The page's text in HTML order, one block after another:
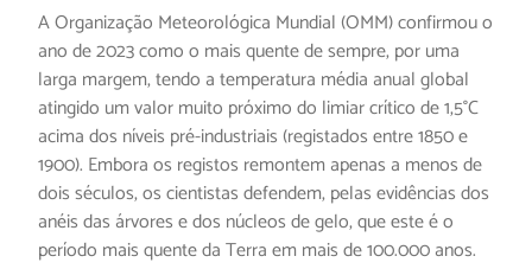
A Organização Meteorológica Mundial (OMM) confirmou o
ano de 2023 como o mais quente de sempre, por uma
larga margem, tendo a temperatura média anual global
atingido um valor muito próximo do limiar crítico de 1,5°C
acima dos níveis pré-industriais (registados entre 1850 e
1900). Embora os registos remontem apenas a menos de
dois séculos, os cientistas defendem, pelas evidências dos
anéis das árvores e dos núcleos de gelo, que este é o
período mais quente da Terra em mais de 100.000 anos.